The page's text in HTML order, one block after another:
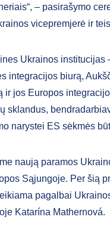
– pasirašymo
vicepremjerė ir
Ukrainos
integracijos biurą,
ir jos Europos
sklandus,
narystei ES sėkmės
naują paramos
Sąjungoje. Per šią
pagalbai
Katarína Mathernová.